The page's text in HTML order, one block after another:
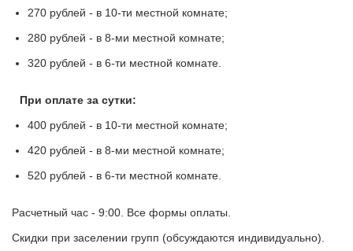
270 рублей - в 10-ти местной комнате;
280 рублей - в 8-ми местной комнате;
320 рублей - в 6-ти местной комнате.
При оплате за сутки:
400 рублей - в 10-ти местной комнате;
420 рублей - в 8-ми местной комнате;
520 рублей - в 6-ти местной комнате.
Расчетный час - 9:00. Все формы оплаты.
Скидки при заселении групп (обсуждаются индивидуально).